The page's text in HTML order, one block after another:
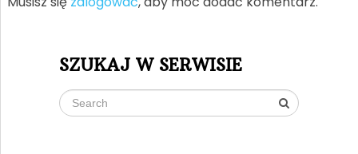
SZUKAJ W SERWISIE